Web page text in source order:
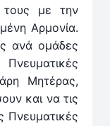
με την
Αρμονία.
ανά ομάδες
Μητέρας,
και να τις
Πνευματικές